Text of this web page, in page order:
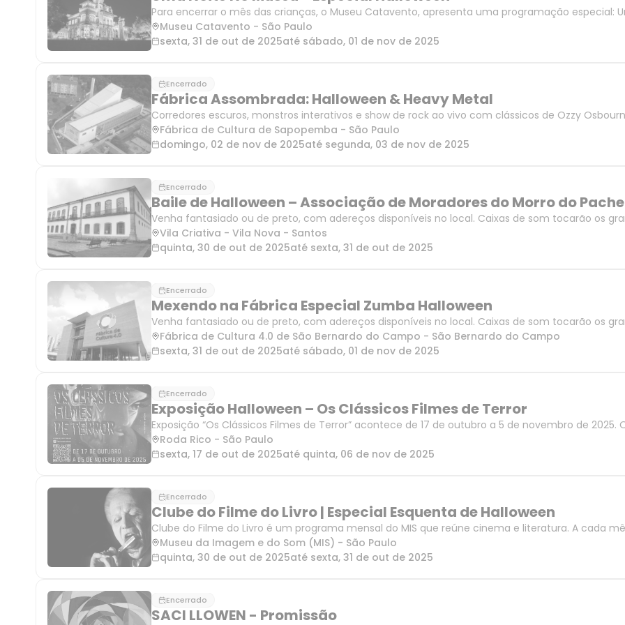
Para encerrar o mês das crianças, o Museu Catavento, apresenta uma programação especial:
Em clima de mistério e diversão, o público poderá vivenciar a experiência de explorar o museu
surpresas. A iniciativ
Museu Catavento - São Paulo
sexta, 31 de out de 2025até sábado, 01 de nov de 2025
Encerrado
Fábrica Assombrada: Halloween & Heavy Metal
Corredores escuros, monstros interativos e show de rock ao vivo com clássicos de Ozzy
Fábrica de Cultura de Sapopemba - São Paulo
domingo, 02 de nov de 2025até segunda, 03 de nov de 2025
Encerrado
Baile de Halloween – Associação de Moradores do Morro do
Venha fantasiado ou de preto, com adereços disponíveis no local. Caixas de som tocarão os
Vila Criativa - Vila Nova - Santos
quinta, 30 de out de 2025até sexta, 31 de out de 2025
Encerrado
Mexendo na Fábrica Especial Zumba Halloween
Venha fantasiado ou de preto, com adereços disponíveis no local. Caixas de som tocarão os
Fábrica de Cultura 4.0 de São Bernardo do Campo - São Bernardo do Campo
sexta, 31 de out de 2025até sábado, 01 de nov de 2025
Encerrado
Exposição Halloween – Os Clássicos Filmes de Terror
Exposição “Os Clássicos Filmes de Terror” acontece de 17 de outubro a 5 de novembro de
Economia e Indústria Criativas do Estado de São Paulo, o Catavento Cultural e Educacional, por
apresentam a expos
Roda Rico - São Paulo
sexta, 17 de out de 2025até quinta, 06 de nov de 2025
Encerrado
Clube do Filme do Livro | Especial Esquenta de Halloween
Clube do Filme do Livro é um programa mensal do MIS que reúne cinema e literatura. A cada
livro, e o Museu exibe a produção, seguida de um bate-papo. A ideia é tratar do filme sob a
reflexões e abord
Museu da Imagem e do Som (MIS) - São Paulo
quinta, 30 de out de 2025até sexta, 31 de out de 2025
Encerrado
SACI LLOWEN - Promissão